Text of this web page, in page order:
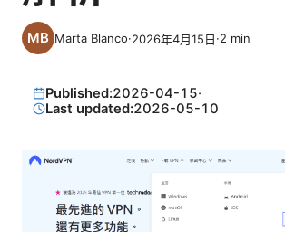
Marta Blanco·2026年4月15日·2 min
Published:2026-04-15·
Last updated:2026-05-10